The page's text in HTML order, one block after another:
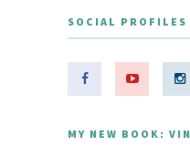
SOCIAL PROFILES
MY NEW BOOK: